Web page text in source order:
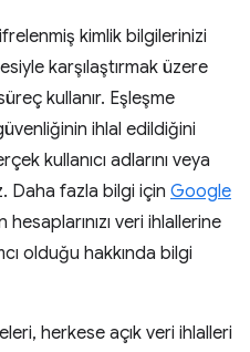
kimlik bilgilerinizi
karşılaştırmak üzere
kullanır. Eşleşme
ihlal edildiğini
kullanıcı adlarını veya
Daha fazla bilgi için Google
hesaplarınızı veri ihlallerine
olduğu hakkında bilgi
herkese açık veri ihlalleri